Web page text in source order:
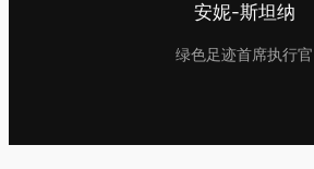
安妮-斯坦纳
绿色足迹首席执行官